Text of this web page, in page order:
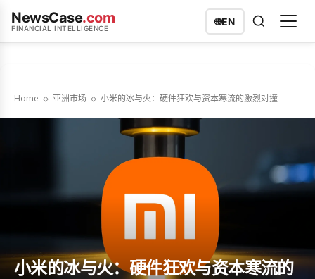
NewsCase.com
FINANCIAL INTELLIGENCE
🌐EN
Home 亚洲市场 小米的冰与火：硬件狂欢与资本寒流的激烈对撞
小米的冰与火：硬件狂欢与资本寒流的